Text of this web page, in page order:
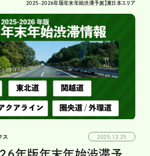
2025-2026年版年末年始渋滞予測】東日本エリア
ス 2025.12.25